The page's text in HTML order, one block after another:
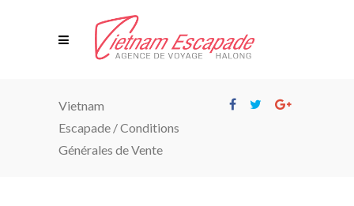
Vietnam
Escapade /Conditions
Générales de Vente